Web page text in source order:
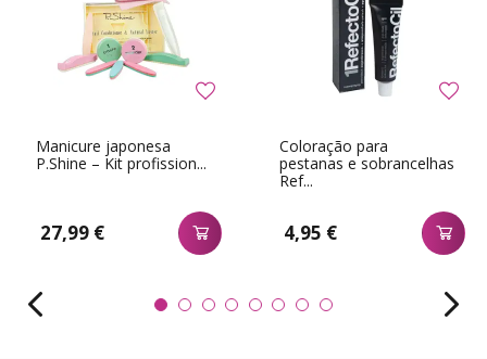
Manicure japonesa
P.Shine – Kit profission...
27,99 €
Coloração para
pestanas e sobrancelhas
Ref...
4,95 €